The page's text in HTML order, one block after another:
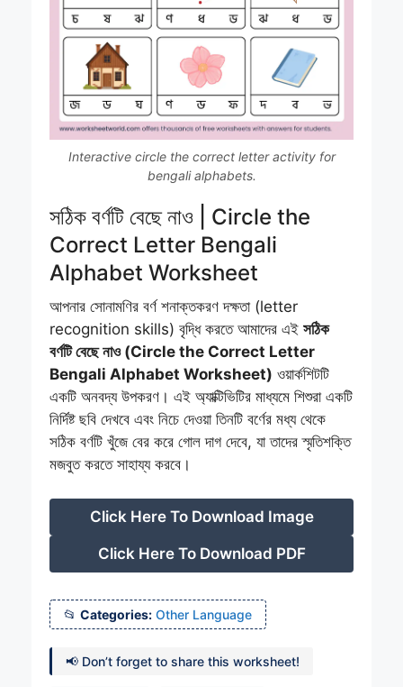
Interactive circle the correct letter activity for
bengali alphabets.
সঠিক বর্ণটি বেছে নাও | Circle the
Correct Letter Bengali
Alphabet Worksheet
আপনার সোনামণির বর্ণ শনাক্তকরণ দক্ষতা (letter
recognition skills) বৃদ্ধি করতে আমাদের এই সঠিক
বর্ণটি বেছে নাও (Circle the Correct Letter
Bengali Alphabet Worksheet) ওয়ার্কশিটটি
একটি অনবদ্য উপকরণ। এই অ্যাক্টিভিটির মাধ্যমে শিশুরা একটি
নির্দিষ্ট ছবি দেখবে এবং নিচে দেওয়া তিনটি বর্ণের মধ্য থেকে
সঠিক বর্ণটি খুঁজে বের করে গোল দাগ দেবে, যা তাদের স্মৃতিশক্তি
মজবুত করতে সাহায্য করবে।
Click Here To Download Image
Click Here To Download PDF
Categories: Other Language
📢 Don’t forget to share this worksheet!